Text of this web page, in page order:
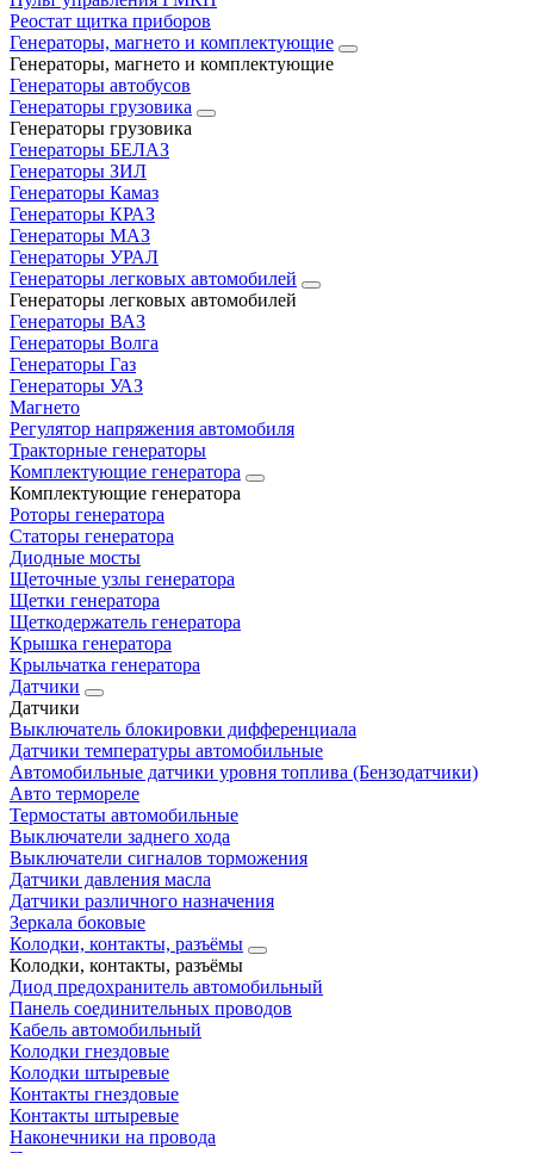
Реостат щитка приборов
Генераторы, магнето и комплектующие
Генераторы, магнето и комплектующие
Генераторы автобусов
Генераторы грузовика
Генераторы грузовика
Генераторы БЕЛАЗ
Генераторы ЗИЛ
Генераторы Камаз
Генераторы КРАЗ
Генераторы МАЗ
Генераторы УРАЛ
Генераторы легковых автомобилей
Генераторы легковых автомобилей
Генераторы ВАЗ
Генераторы Волга
Генераторы Газ
Генераторы УАЗ
Магнето
Регулятор напряжения автомобиля
Тракторные генераторы
Комплектующие генератора
Комплектующие генератора
Роторы генератора
Статоры генератора
Диодные мосты
Щеточные узлы генератора
Щетки генератора
Щеткодержатель генератора
Крышка генератора
Крыльчатка генератора
Датчики
Датчики
Выключатель блокировки дифференциала
Датчики температуры автомобильные
Автомобильные датчики уровня топлива (Бензодатчики)
Авто термореле
Термостаты автомобильные
Выключатели заднего хода
Выключатели сигналов торможения
Датчики давления масла
Датчики различного назначения
Зеркала боковые
Колодки, контакты, разъёмы
Колодки, контакты, разъёмы
Диод предохранитель автомобильный
Панель соединительных проводов
Кабель автомобильный
Колодки гнездовые
Колодки штыревые
Контакты гнездовые
Контакты штыревые
Наконечники на провода